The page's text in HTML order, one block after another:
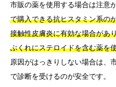
市販の薬を使用する場合は注意
で購入できる抗ヒスタミン系の
接触性皮膚炎に有効な場合があ
ぶくれにステロイドを含む薬を
原因がはっきりしない場合は、
で診断を受けるのが安全です。